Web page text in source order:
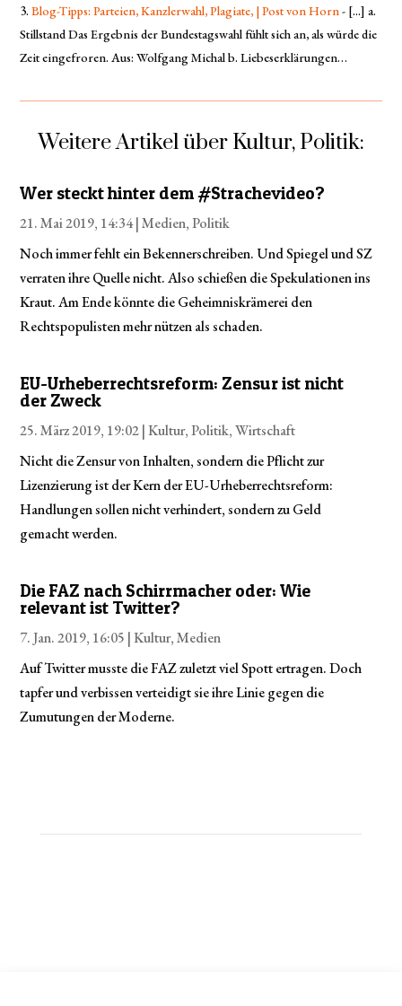
Blog-Tipps: Parteien, Kanzlerwahl, Plagiate, | Post von Horn- [...] a.
Stillstand Das Ergebnis der Bundestagswahl fühlt sich an, als würde die
Zeit eingefroren. Aus: Wolfgang Michal b. Liebeserklärungen…
Weitere Artikel über Kultur, Politik:
Wer steckt hinter dem #Strachevideo?
21. Mai 2019, 14:34 |Medien, Politik
Noch immer fehlt ein Bekennerschreiben. Und Spiegel und SZ
verraten ihre Quelle nicht. Also schießen die Spekulationen ins
Kraut. Am Ende könnte die Geheimniskrämerei den
Rechtspopulisten mehr nützen als schaden.
EU-Urheberrechts­reform: Zensur ist nicht
der Zweck
25. März 2019, 19:02 |Kultur, Politik, Wirtschaft
Nicht die Zensur von Inhalten, sondern die Pflicht zur
Lizenzierung ist der Kern der EU-Urheberrechtsreform:
Handlungen sollen nicht verhindert, sondern zu Geld
gemacht werden.
Die FAZ nach Schirrmacher oder: Wie
relevant ist Twitter?
7. Jan. 2019, 16:05 |Kultur, Medien
Auf Twitter musste die FAZ zuletzt viel Spott ertragen. Doch
tapfer und verbissen verteidigt sie ihre Linie gegen die
Zumutungen der Moderne.